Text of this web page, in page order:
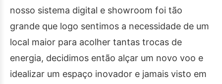
nosso sistema digital e showroom foi tão
grande que logo sentimos a necessidade de um
local maior para acolher tantas trocas de
energia, decidimos então alçar um novo voo e
idealizar um espaço inovador e jamais visto em